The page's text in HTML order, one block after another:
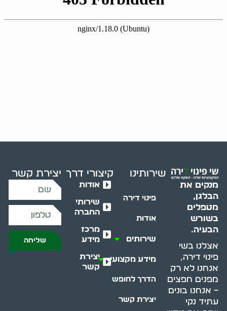
מנקים את
הבלגן,
מטפלים
בשורש
הבעיה.
אצלנו בשי
פינוי דירה,
אנחנו לא רק
מפנים חפצים
– אנחנו בונים
עתיד נקי
שירותינו
פינוי דירה
אודות
שירותים
מידע מקצועי
הדרך לחופש
יצירת קשר
קיצורי דרך
אודות
שירותי
החברה
מרכז
מידע
יצירת
קשר
יצירת קשר
שליחה